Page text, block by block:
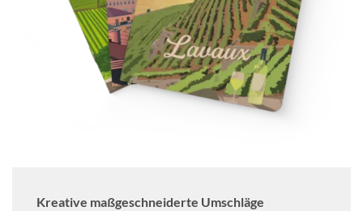
Kreative maßgeschneiderte Umschläge